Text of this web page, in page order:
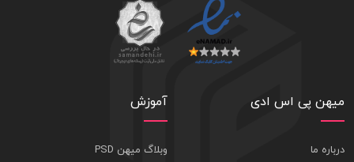
میهن پی اس ادی
درباره ما
آموزش
وبلاگ میهن PSD